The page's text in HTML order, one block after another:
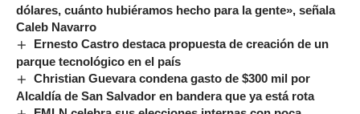
dólares, cuánto hubiéramos hecho para la gente», señala
Caleb Navarro
Ernesto Castro destaca propuesta de creación de un
parque tecnológico en el país
Christian Guevara condena gasto de $300 mil por
Alcaldía de San Salvador en bandera que ya está rota